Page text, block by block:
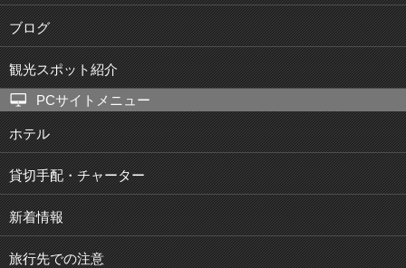
ブログ
観光スポット紹介
PCサイトメニュー
ホテル
貸切手配・チャーター
新着情報
旅行先での注意